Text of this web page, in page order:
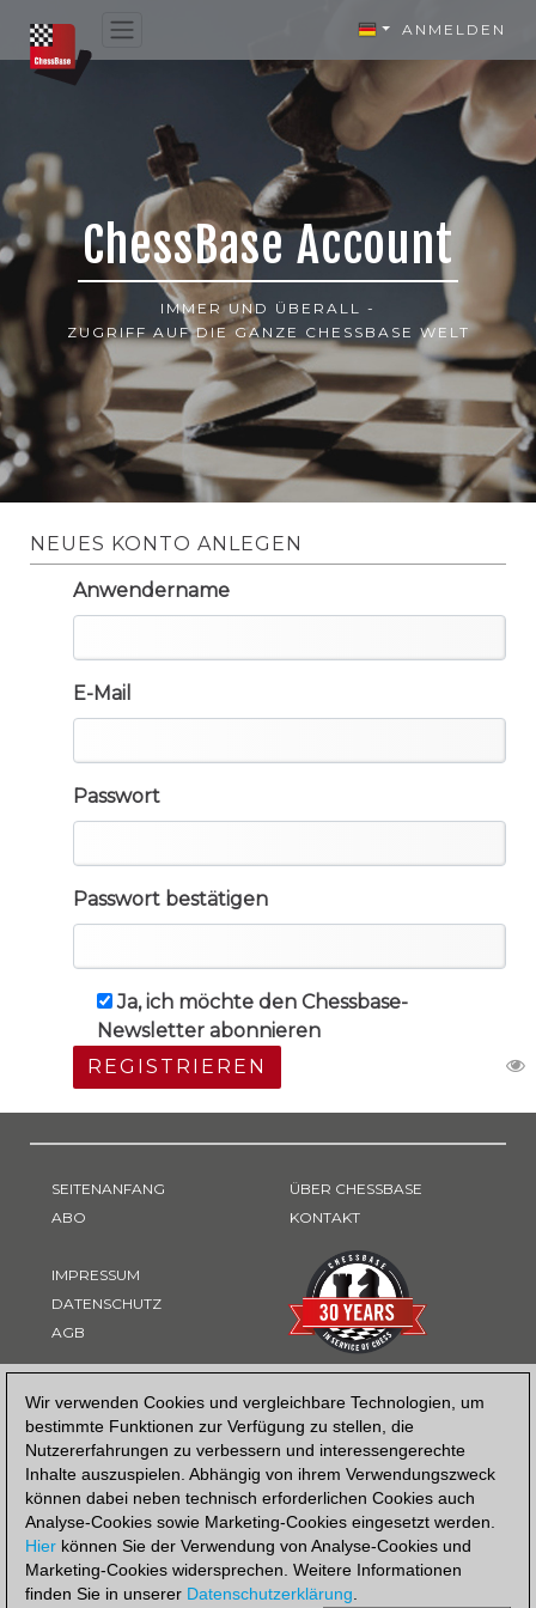
Wir verwenden Cookies und vergleichbare Technologien, um
bestimmte Funktionen zur Verfügung zu stellen, die
Nutzererfahrungen zu verbessern und interessengerechte
Inhalte auszuspielen. Abhängig von ihrem Verwendungszweck
können dabei neben technisch erforderlichen Cookies auch
Analyse-Cookies sowie Marketing-Cookies eingesetzt werden.
Hier können Sie der Verwendung von Analyse-Cookies und
Marketing-Cookies widersprechen. Weitere Informationen
finden Sie in unserer Datenschutzerklärung.
ANMELDEN
ChessBase Account
IMMER UND ÜBERALL -
ZUGRIFF AUF DIE GANZE CHESSBASE WELT
NEUES KONTO ANLEGEN
Anwendername
E-Mail
Passwort
Passwort bestätigen
Ja, ich möchte den Chessbase-
Newsletter abonnieren
REGISTRIEREN
SEITENANFANG
ABO
IMPRESSUM
DATENSCHUTZ
AGB
ÜBER CHESSBASE
KONTAKT
ZAHLUNGSART